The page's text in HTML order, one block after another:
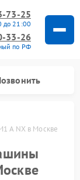
73-25
до 21:00
33-26
по РФ
A NX в Москве